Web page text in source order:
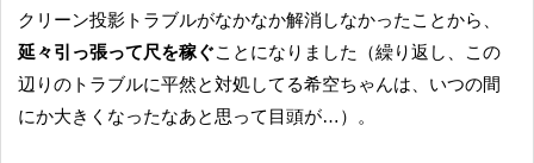
クリーン投影トラブルがなかなか解消しなかったことから、
延々引っ張って尺を稼ぐことになりました（繰り返し、この
辺りのトラブルに平然と対処してる希空ちゃんは、いつの間
にか大きくなったなあと思って目頭が…）。